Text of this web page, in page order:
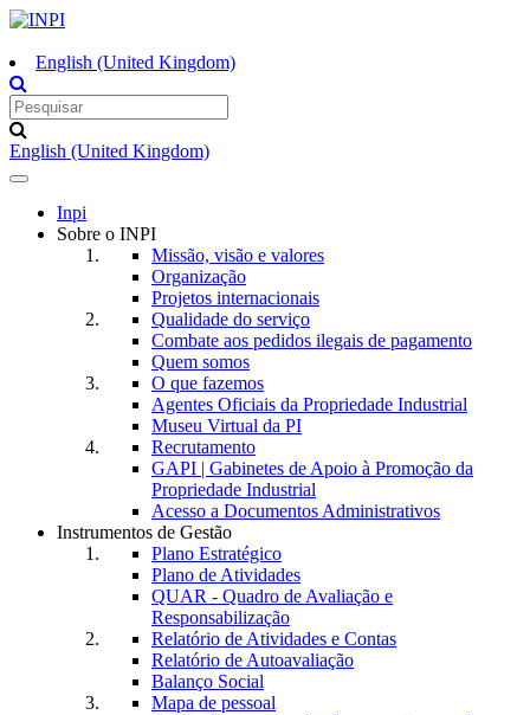
English (United Kingdom)
English (United Kingdom)
Toggle
navigation
Inpi
Sobre o INPI
Missão, visão e valores
Organização
Projetos internacionais
Qualidade do serviço
Combate aos pedidos ilegais de pagamento
Quem somos
O que fazemos
Agentes Oficiais da Propriedade Industrial
Museu Virtual da PI
Recrutamento
GAPI | Gabinetes de Apoio à Promoção da
Propriedade Industrial
Acesso a Documentos Administrativos
Instrumentos de Gestão
Plano Estratégico
Plano de Atividades
QUAR - Quadro de Avaliação e
Responsabilização
Relatório de Atividades e Contas
Relatório de Autoavaliação
Balanço Social
Mapa de pessoal